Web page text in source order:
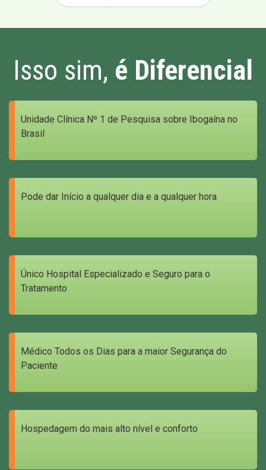
Isso sim, é Diferencial
Unidade Clínica Nº 1 de Pesquisa sobre Ibogaína no
Brasil
Pode dar Início a qualquer dia e a qualquer hora
Único Hospital Especializado e Seguro para o
Tratamento
Médico Todos os Dias para a maior Segurança do
Paciente
Hospedagem do mais alto nível e conforto